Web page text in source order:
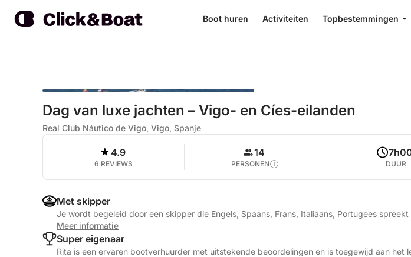
Boot huren Activiteiten Topbestemmingen
Dag van luxe jachten – Vigo- en Cíes-eilanden
Real Club Náutico de Vigo, Vigo, Spanje
4.9
6 REVIEWS
14
PERSONEN DUUR
Met skipper
Je wordt begeleid door een skipper die Engels, Spaans, Frans, Italiaans, Portugees spreekt
Meer informatie
Super eigenaar
Rita is een ervaren bootverhuurder met uitstekende beoordelingen en is toegewijd aan het